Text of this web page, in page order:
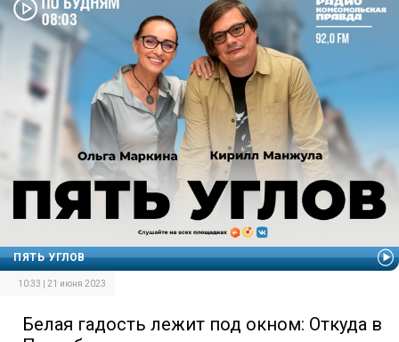
ПЯТЬ УГЛОВ
10:33 | 21 июня 2023
Белая гадость лежит под окном: Откуда в